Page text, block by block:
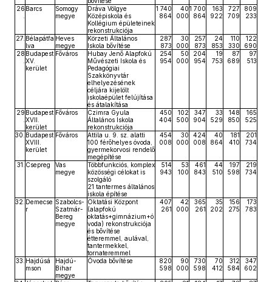
26 Barcs
Somogy
megye
Dráva Völgye
Középiskola és
Kollégium épületeinek
rekonstrukciója
1 740
864
40
000
1 700
864
163
922
727
709
809
233
27. Bélapátfa
lva
Heves
megye
Körzeti Általános
Iskola bővítése
287
873
30
000
257
873
24
853
110
330
122
690
28 Budapest
XV.
kerület
Főváros
Hubay Jenő Alapfokú
Művészeti Iskola és
Pedagógiai
Szakkönyvtár
elhelyezésének
céljára kijelölt
iskolaépület felújítása
és átalakítása
254
954
50
000
204
954
19
753
87
689
97
513
29 Budapest
XVII.
kerület
Főváros
Czimra Gyula
Általános Iskola
rekonstrukciója
450
404
102
500
347
904
33
529
148
850
165
525
30. Budapest
XVIII.
kerület
Főváros
Attila u. 9. sz. alatti
100 férőhelyes óvoda,
gyermekorvosi rendelő
megépítése
454
008
30
000
424
008
40
864
181
410
201
734
31. Csepreg
Vas
megye
Többfunkciós, komplex
közösségi célokat is
szolgáló
21 tantermes általános
iskola építése
514
943
53
100
461
843
44
510
197
598
219
734
32. Demecse
r
Szabolcs-
Szatmár-
Bereg
megye
Oktatási Központ
(alapfokú
oktatás+gimnázium+ó
voda) rekonstrukciója
és bővítése
étteremmel, aulával,
tantermekkel,
tornateremmel
407
261
42
000
365
261
35
202
156
275
173
783
33. Hajdúsá
mson
Hajdú-
Bihar
megye
Óvoda bővítése
820
598
90
000
730
598
70
412
312
584
347
602